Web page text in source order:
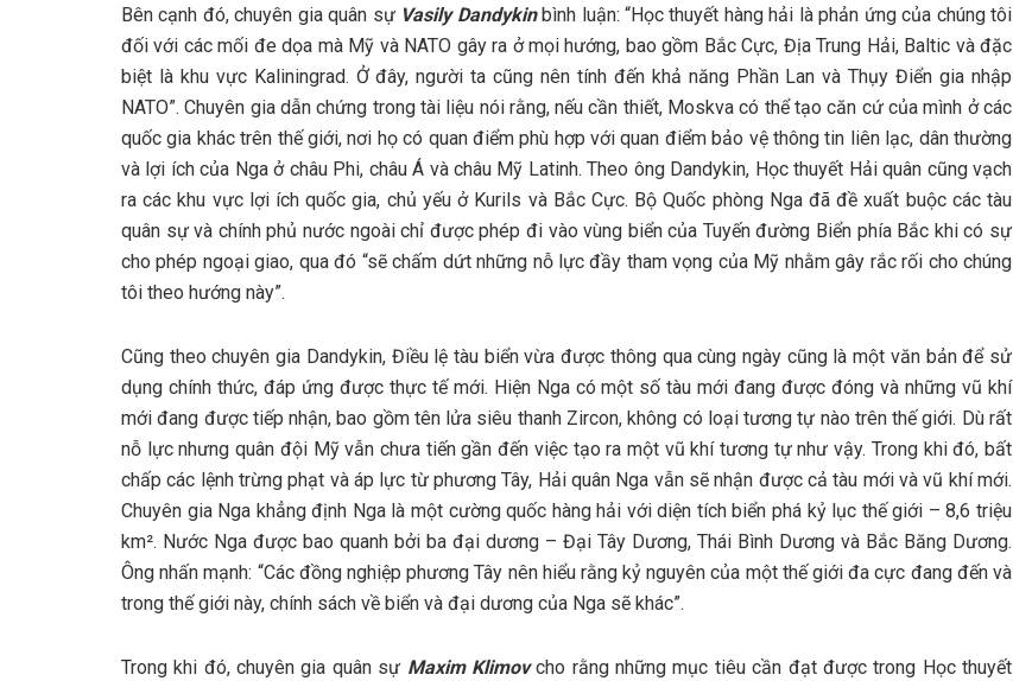
Bên cạnh đó, chuyên gia quân sự Vasily Dandykinbình luận: “Học thuyết hàng hải là phản ứng của chúng tôi
đối với các mối đe dọa mà Mỹ và NATO gây ra ở mọi hướng, bao gồm Bắc Cực, Địa Trung Hải, Baltic và đặc
biệt là khu vực Kaliningrad. Ở đây, người ta cũng nên tính đến khả năng Phần Lan và Thụy Điển gia nhập
NATO”. Chuyên gia dẫn chứng trong tài liệu nói rằng, nếu cần thiết, Moskva có thể tạo căn cứ của mình ở các
quốc gia khác trên thế giới, nơi họ có quan điểm phù hợp với quan điểm bảo vệ thông tin liên lạc, dân thường
và lợi ích của Nga ở châu Phi, châu Á và châu Mỹ Latinh. Theo ông Dandykin, Học thuyết Hải quân cũng vạch
ra các khu vực lợi ích quốc gia, chủ yếu ở Kurils và Bắc Cực. Bộ Quốc phòng Nga đã đề xuất buộc các tàu
quân sự và chính phủ nước ngoài chỉ được phép đi vào vùng biển của Tuyến đường Biển phía Bắc khi có sự
cho phép ngoại giao, qua đó “sẽ chấm dứt những nỗ lực đầy tham vọng của Mỹ nhằm gây rắc rối cho chúng
tôi theo hướng này”.
Cũng theo chuyên gia Dandykin, Điều lệ tàu biển vừa được thông qua cùng ngày cũng là một văn bản để sử
dụng chính thức, đáp ứng được thực tế mới. Hiện Nga có một số tàu mới đang được đóng và những vũ khí
mới đang được tiếp nhận, bao gồm tên lửa siêu thanh Zircon, không có loại tương tự nào trên thế giới. Dù rất
nỗ lực nhưng quân đội Mỹ vẫn chưa tiến gần đến việc tạo ra một vũ khí tương tự như vậy. Trong khi đó, bất
chấp các lệnh trừng phạt và áp lực từ phương Tây, Hải quân Nga vẫn sẽ nhận được cả tàu mới và vũ khí mới.
Chuyên gia Nga khẳng định Nga là một cường quốc hàng hải với diện tích biển phá kỷ lục thế giới – 8,6 triệu
km². Nước Nga được bao quanh bởi ba đại dương – Đại Tây Dương, Thái Bình Dương và Bắc Băng Dương.
Ông nhấn mạnh: “Các đồng nghiệp phương Tây nên hiểu rằng kỷ nguyên của một thế giới đa cực đang đến và
trong thế giới này, chính sách về biển và đại dương của Nga sẽ khác”.
Trong khi đó, chuyên gia quân sự Maxim Klimovcho rằng những mục tiêu cần đạt được trong Học thuyết